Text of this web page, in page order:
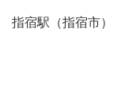
指宿駅（指宿市）